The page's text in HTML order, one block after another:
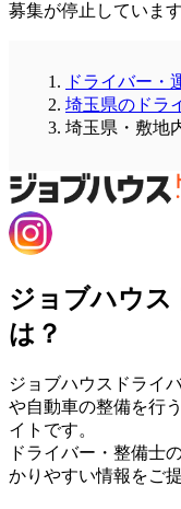
募集が停止しています
ドライバー・
埼玉県のドラ
埼玉県・敷地
ジョブハウス
は？
ジョブハウスドライ
や自動車の整備を行
イトです。
ドライバー・整備士
かりやすい情報をご